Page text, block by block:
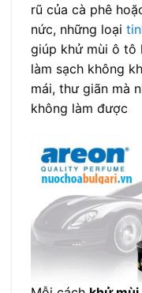
rũ của cà phê
nức, những loại
giúp khử mùi ô tô
làm sạch không
mái, thư giãn mà
không làm được